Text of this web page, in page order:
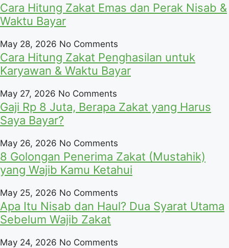
Cara Hitung Zakat Emas dan Perak Nisab &
Waktu Bayar
May 28, 2026 No Comments
Cara Hitung Zakat Penghasilan untuk
Karyawan & Waktu Bayar
May 27, 2026 No Comments
Gaji Rp 8 Juta, Berapa Zakat yang Harus
Saya Bayar?
May 26, 2026 No Comments
8 Golongan Penerima Zakat (Mustahik)
yang Wajib Kamu Ketahui
May 25, 2026 No Comments
Apa Itu Nisab dan Haul? Dua Syarat Utama
Sebelum Wajib Zakat
May 24, 2026 No Comments